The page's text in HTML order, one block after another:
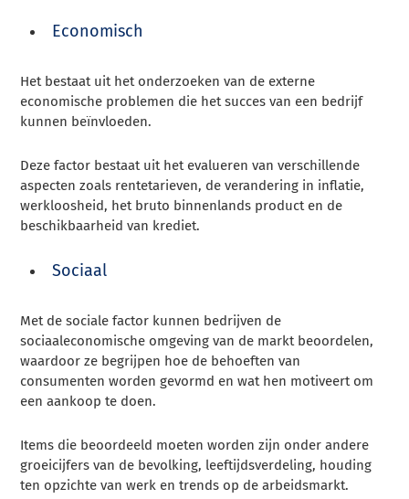
Economisch
Het bestaat uit het onderzoeken van de externe
economische problemen die het succes van een bedrijf
kunnen beïnvloeden.
Deze factor bestaat uit het evalueren van verschillende
aspecten zoals rentetarieven, de verandering in inflatie,
werkloosheid, het bruto binnenlands product en de
beschikbaarheid van krediet.
Sociaal
Met de sociale factor kunnen bedrijven de
sociaaleconomische omgeving van de markt beoordelen,
waardoor ze begrijpen hoe de behoeften van
consumenten worden gevormd en wat hen motiveert om
een aankoop te doen.
Items die beoordeeld moeten worden zijn onder andere
groeicijfers van de bevolking, leeftijdsverdeling, houding
ten opzichte van werk en trends op de arbeidsmarkt.